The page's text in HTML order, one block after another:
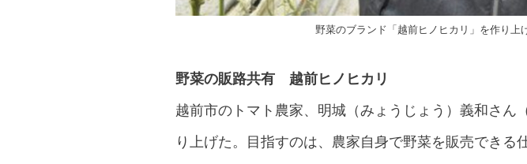
野菜のブランド「越前ヒノヒカリ」を作り
野菜の販路共有 越前ヒノヒカリ
越前市のトマト農家、明城（みょうじょう）義和さ
り上げた。目指すのは、農家自身で野菜を販売でき